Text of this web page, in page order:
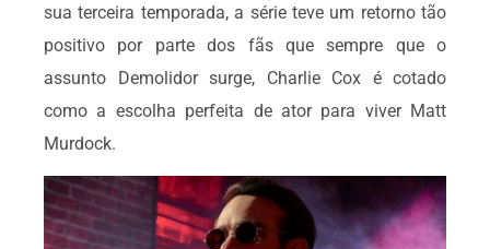
sua terceira temporada, a série teve um retorno tão
positivo por parte dos fãs que sempre que o
assunto Demolidor surge, Charlie Cox é cotado
como a escolha perfeita de ator para viver Matt
Murdock.